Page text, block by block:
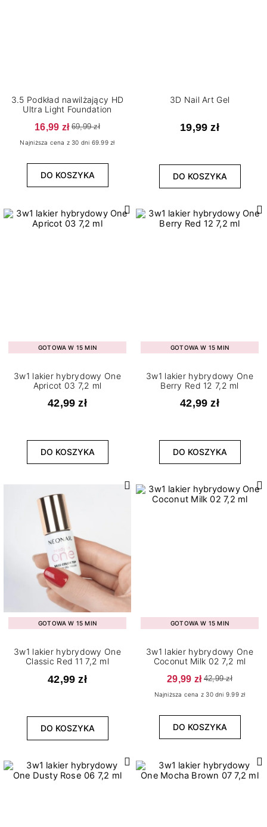
3.5 Podkład nawilżający HD
Ultra Light Foundation
16,99 zł 69,99 zł
Najniższa cena z 30 dni 69.99 zł
DO KOSZYKA
3D Nail Art Gel
19,99 zł
DO KOSZYKA
GOTOWA W 15 MIN
3w1 lakier hybrydowy One
Apricot 03 7,2 ml
42,99 zł
DO KOSZYKA
GOTOWA W 15 MIN
3w1 lakier hybrydowy One
Berry Red 12 7,2 ml
42,99 zł
DO KOSZYKA
GOTOWA W 15 MIN
3w1 lakier hybrydowy One
Classic Red 11 7,2 ml
42,99 zł
DO KOSZYKA
GOTOWA W 15 MIN
3w1 lakier hybrydowy One
Coconut Milk 02 7,2 ml
29,99 zł 42,99 zł
Najniższa cena z 30 dni 9.99 zł
DO KOSZYKA